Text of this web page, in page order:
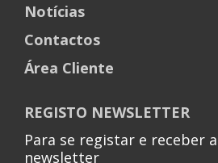
Notícias
Contactos
Área Cliente
REGISTO NEWSLETTER
Para se registar e receber
newsletter